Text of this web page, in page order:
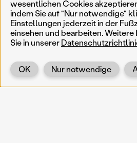
wesentlichen Cookies
indem Sie auf "Nur notwendige"
Einstellungen jederzeit in der
einsehen und bearbeiten.
Sie in unserer
Nur notwendige
OK